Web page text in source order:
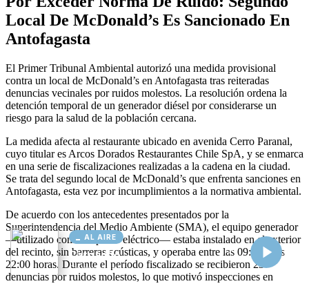
AL AIRE
Cargando...
Conectando...